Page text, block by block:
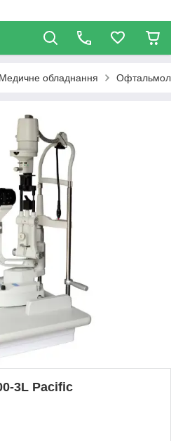
Медичне обладнання
3L Pacific